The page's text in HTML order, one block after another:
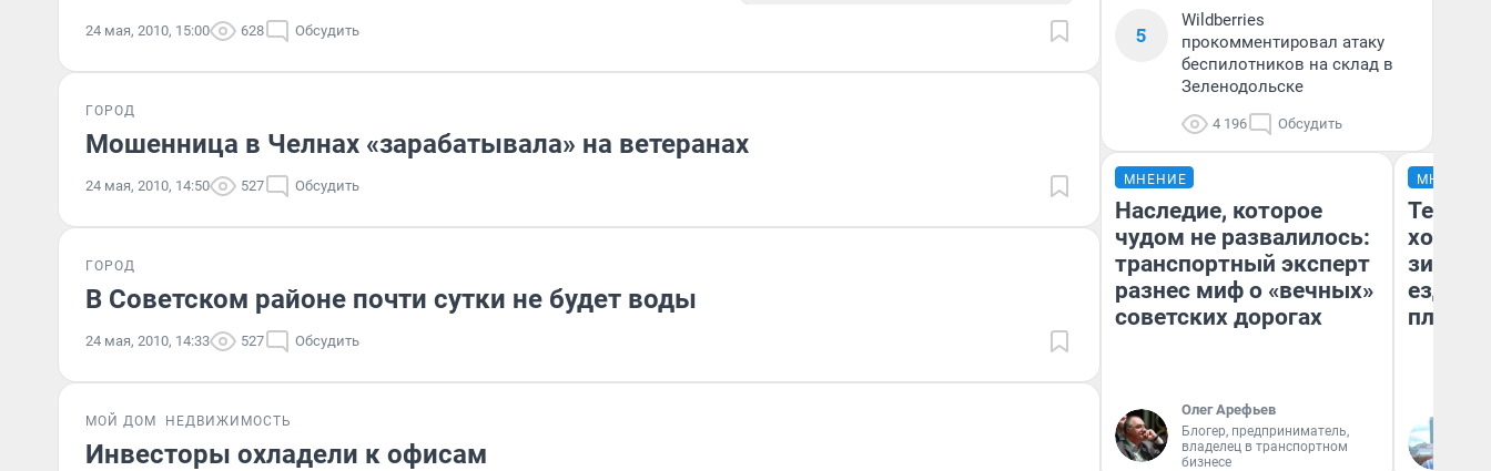
24 мая, 2010, 15:00 628 Обсудить
ГОРОД
Мошенница в Челнах «зарабатывала» на ветеранах
24 мая, 2010, 14:50 527 Обсудить
ГОРОД
В Советском районе почти сутки не будет воды
24 мая, 2010, 14:33 527 Обсудить
МОЙ ДОМ НЕДВИЖИМОСТЬ
Инвесторы охладели к офисам
5
Wildberries
прокомментировал атаку
беспилотников на склад в
Зеленодольске
4 196 Обсудить
МНЕНИЕ
Наследие, которое
чудом не развалилось:
транспортный эксперт
разнес миф о «вечных»
советских дорогах
Олег Арефьев
Блогер, предприниматель,
владелец в транспортном
бизнесе
МНЕНИЕ
Тепло
зимой.
ездит
плюсы